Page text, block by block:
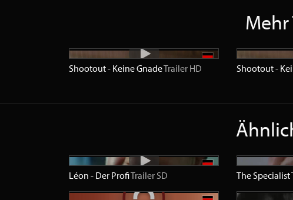
Shootout - Keine GnadeTrailer HD Shootout -
Léon - Der ProfiTrailer SD The Specialist